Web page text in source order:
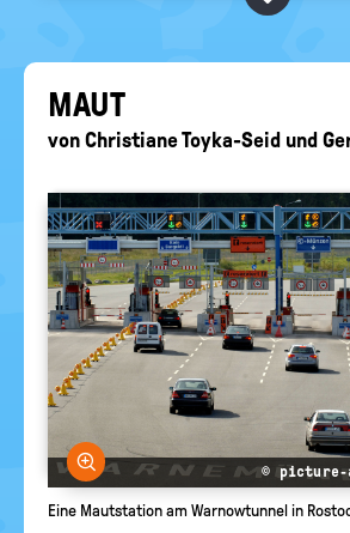
politische
EURE AKTUELLEN
MAUT
von Christiane Toyka-Seid und
Bild vergrößern
©
Eine Mautstation am Warnowtunnel in